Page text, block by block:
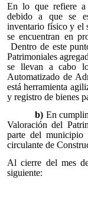
En lo que refiere a
debido a que se
inventario físico y el
se encuentran en
Dentro de este
Patrimoniales
se llevan a cabo
Automatizado de
está herramienta
y registro de bienes
b) En
Valoración del
parte del municipio
circulante de
Al cierre del mes
siguiente: